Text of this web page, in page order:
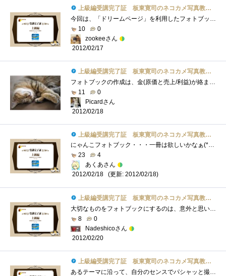
上級編受講完了証 板東寛司のネコカメ写真教室パート2
今回は、「ドリームページ」を利用したフォトブック作成の方法でした。デジカメになってから気軽に写真が撮れて編集の自由度も大幅にアップ�...
10
0
zookeeさん
2012/02/17
上級編受講完了証 板東寛司のネコカメ写真教室パート2
フォトブックの作成は、金(原価と売上/利益)が絡まないだけで、一般的なビデオや写真集作成と全く同じですね。ターゲットユーザーの絞り込み�...
11
0
Picardさん
2012/02/18
上級編受講完了証 板東寛司のネコカメ写真教室パート2
にゃんこフォトブック・・・一冊は欲しいかなぁ(*´艸｀)お気に入りの猫写真をフォトブックにして記念に残せるのは良いですね♪テーマを決める...
23
4
あくあさん
2012/02/18
(更新: 2012/02/18)
上級編受講完了証 板東寛司のネコカメ写真教室パート2
大切なものをフォトブックにするのは、意外と思いつかないもので、確かに本のようなものは無くなり難く、見つけ易いものです。本の表紙が週�...
8
0
Nadeshicoさん
2012/02/20
上級編受講完了証 板東寛司のネコカメ写真教室パート2
あるテーマに沿って、自分のセンスでパシャッと撮る。編集でトリミングでも良いわけですが、結構難しいですねぇ…。しかしオンラインで作成�...